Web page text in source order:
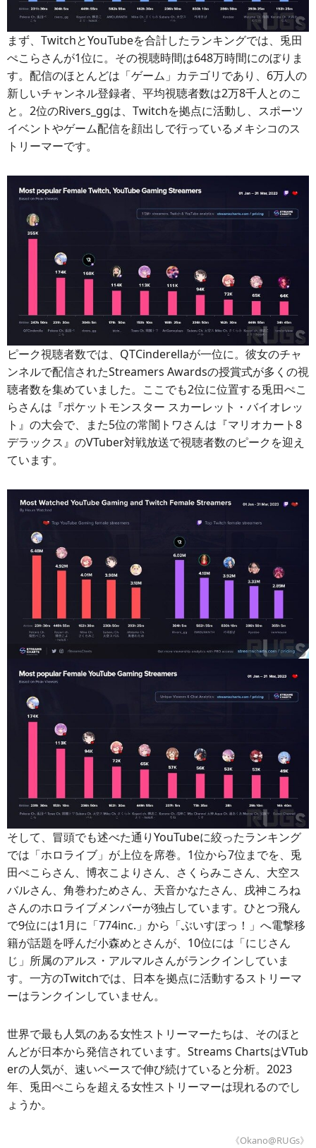
まず、TwitchとYouTubeを合計したランキングでは、兎田
ぺこらさんが1位に。その視聴時間は648万時間にのぼりま
す。配信のほとんどは「ゲーム」カテゴリであり、6万人の
新しいチャンネル登録者、平均視聴者数は2万8千人とのこ
と。2位のRivers_ggは、Twitchを拠点に活動し、スポーツ
イベントやゲーム配信を顔出しで行っているメキシコのス
トリーマーです。
ピーク視聴者数では、QTCinderellaが一位に。彼女のチャ
ンネルで配信されたStreamers Awardsの授賞式が多くの視
聴者数を集めていました。ここでも2位に位置する兎田ぺこ
らさんは『ポケットモンスター スカーレット・バイオレッ
ト』の大会で、また5位の常闇トワさんは『マリオカート8
デラックス』のVTuber対戦放送で視聴者数のピークを迎え
ています。
そして、冒頭でも述べた通りYouTubeに絞ったランキング
では「ホロライブ」が上位を席巻。1位から7位までを、兎
田ぺこらさん、博衣こよりさん、さくらみこさん、大空ス
バルさん、角巻わためさん、天音かなたさん、戌神ころね
さんのホロライブメンバーが独占しています。ひとつ飛ん
で9位には1月に「774inc.」から「ぶいすぽっ！」へ電撃移
籍が話題を呼んだ小森めとさんが、10位には「にじさん
じ」所属のアルス・アルマルさんがランクインしていま
す。一方のTwitchでは、日本を拠点に活動するストリーマ
ーはランクインしていません。
世界で最も人気のある女性ストリーマーたちは、そのほと
んどが日本から発信されています。Streams ChartsはVTub
erの人気が、速いペースで伸び続けていると分析。2023
年、兎田ぺこらを超える女性ストリーマーは現れるのでし
ょうか。
《Okano@RUGs》